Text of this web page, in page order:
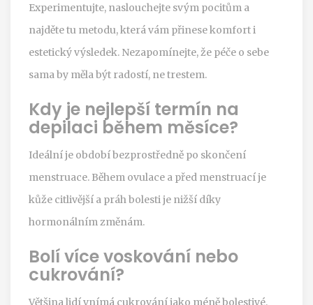
Experimentujte, naslouchejte svým pocitům a
najděte tu metodu, která vám přinese komfort i
estetický výsledek. Nezapomínejte, že péče o sebe
sama by měla být radostí, ne trestem.
Kdy je nejlepší termín na
depilaci během měsíce?
Ideální je období bezprostředně po skončení
menstruace. Během ovulace a před menstruací je
kůže citlivější a práh bolesti je nižší díky
hormonálním změnám.
Bolí více voskování nebo
cukrování?
Většina lidí vnímá cukrování jako méně bolestivé.